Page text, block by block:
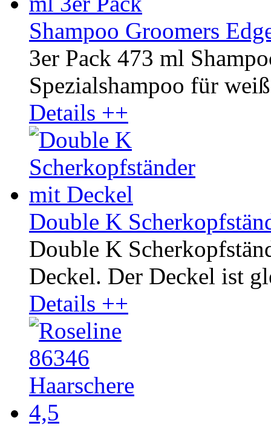
Shampoo Groomers
3er Pack 473 ml
Spezialshampoo für
Details ++
Double K
Double K
Deckel. Der Deckel ist
Details ++